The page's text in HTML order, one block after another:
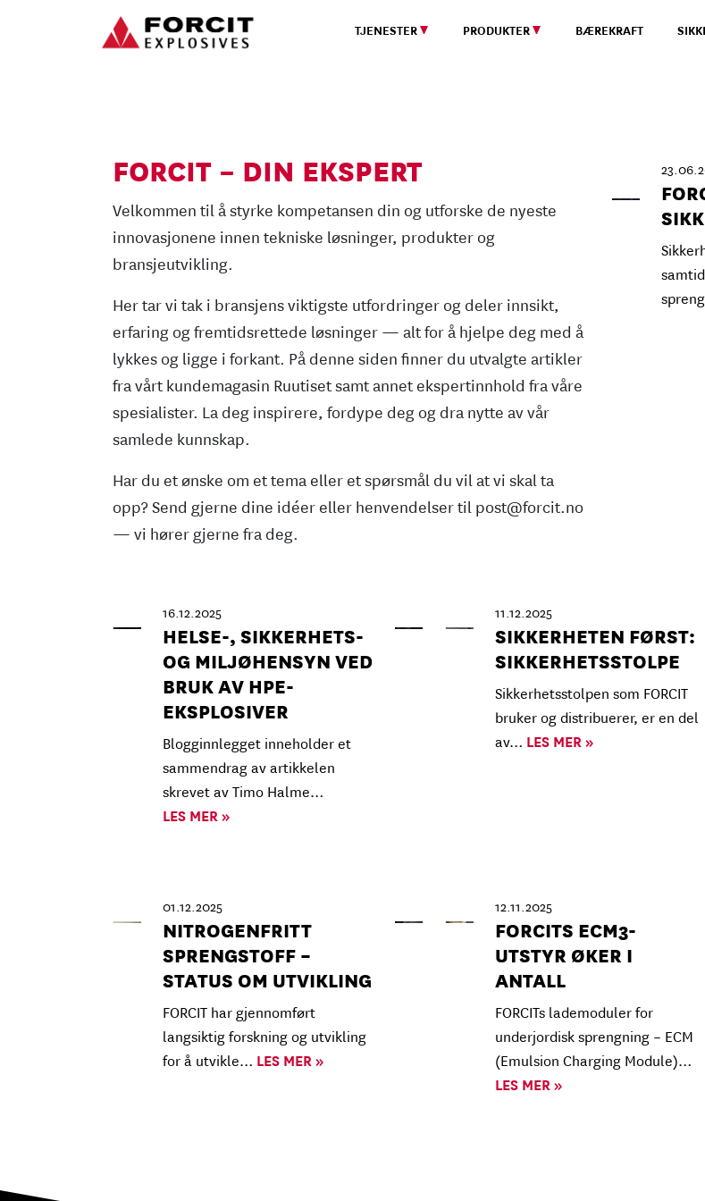
Hovednavigasjon
TJENESTER PRODUKTER BÆREKRAFT
FORCIT – DIN EKSPERT
Velkommen til å styrke kompetansen din og utforske de nyeste
innovasjonene innen tekniske løsninger, produkter og
bransjeutvikling.
Her tar vi tak i bransjens viktigste utfordringer og deler innsikt,
erfaring og fremtidsrettede løsninger — alt for å hjelpe deg med å
lykkes og ligge i forkant. På denne siden finner du utvalgte artikler
fra vårt kundemagasin Ruutiset samt annet ekspertinnhold fra våre
spesialister. La deg inspirere, fordype deg og dra nytte av vår
samlede kunnskap.
Har du et ønske om et tema eller et spørsmål du vil at vi skal ta
opp? Send gjerne dine idéer eller henvendelser til post@forcit.no
— vi hører gjerne fra deg.
16.12.2025
HELSE-, SIKKERHETS-
OG MILJØHENSYN VED
BRUK AV HPE-
EKSPLOSIVER
Blogginnlegget inneholder et
sammendrag av artikkelen
skrevet av Timo Halme…
LES MER »
11.12.2025
SIKKERHETEN FØRST:
SIKKERHETSSTOLPE
Sikkerhetsstolpen som FORCIT
bruker og distribuerer, er en del
av… LES MER »
01.12.2025
NITROGENFRITT
SPRENGSTOFF –
STATUS OM UTVIKLING
FORCIT har gjennomført
langsiktig forskning og utvikling
for å utvikle… LES MER »
12.11.2025
FORCITS ECM3-
UTSTYR ØKER I
ANTALL
FORCITs lademoduler for
underjordisk sprengning – ECM
(Emulsion Charging Module)…
LES MER »